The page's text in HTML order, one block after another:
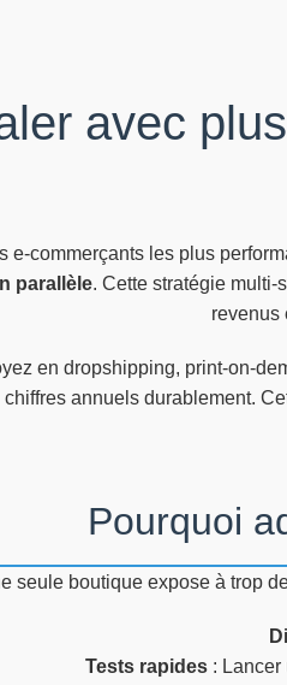
avec
e-commerçants les plus
parallèle. Cette stratégie multi-
revenus
en dropshipping, print-on-
annuels durablement.
Pourquoi
seule boutique expose à trop
Tests rapides : Lancer